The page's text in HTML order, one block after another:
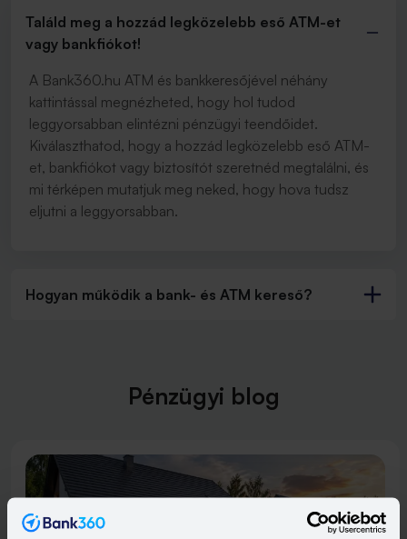
Találd meg a hozzád legközelebb eső ATM-et
vagy bankfiókot!
A Bank360.hu ATM és bankkeresőjével néhány
kattintással megnézheted, hogy hol tudod
leggyorsabban elintézni pénzügyi teendőidet.
Kiválaszthatod, hogy a hozzád legközelebb eső ATM-
et, bankfiókot vagy biztosítót szeretnéd megtalálni, és
mi térképen mutatjuk meg neked, hogy hova tudsz
eljutni a leggyorsabban.
Hogyan működik a bank- és ATM kereső?
Pénzügyi blog